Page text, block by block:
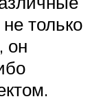
только
он